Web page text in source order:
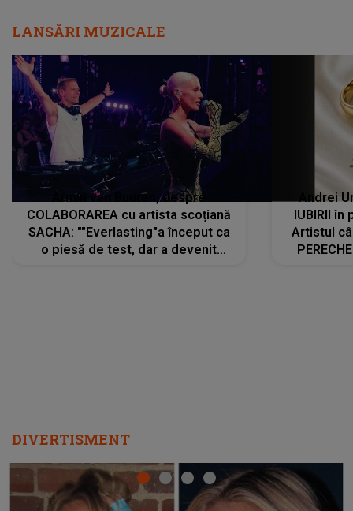
LANSĂRI MUZICALE
Armin van Buuren, despre
COLABORAREA cu artista scoțiană
SACHA: ""Everlasting"a început ca
o piesă de test, dar a devenit
Andrei
IUBIRII în
Artistul
DIVERTISMENT